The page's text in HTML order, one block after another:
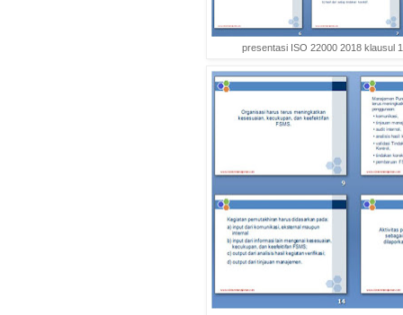
presentasi ISO 22000 2018 klausul